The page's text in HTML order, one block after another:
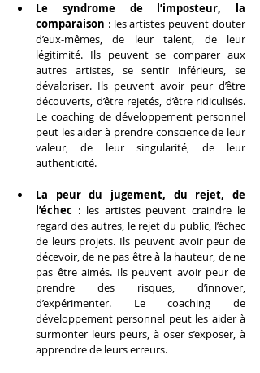
Le syndrome de l’imposteur, la
comparaison : les artistes peuvent douter
d’eux-mêmes, de leur talent, de leur
légitimité. Ils peuvent se comparer aux
autres artistes, se sentir inférieurs, se
dévaloriser. Ils peuvent avoir peur d’être
découverts, d’être rejetés, d’être ridiculisés.
Le coaching de développement personnel
peut les aider à prendre conscience de leur
valeur, de leur singularité, de leur
authenticité.
La peur du jugement, du rejet, de
l’échec : les artistes peuvent craindre le
regard des autres, le rejet du public, l’échec
de leurs projets. Ils peuvent avoir peur de
décevoir, de ne pas être à la hauteur, de ne
pas être aimés. Ils peuvent avoir peur de
prendre des risques, d’innover,
d’expérimenter. Le coaching de
développement personnel peut les aider à
surmonter leurs peurs, à oser s’exposer, à
apprendre de leurs erreurs.